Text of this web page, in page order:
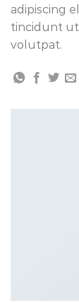
adipiscing
tincidunt ut
volutpat.